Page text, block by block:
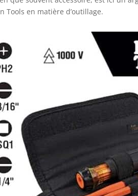
Tools en matière d’outillage.